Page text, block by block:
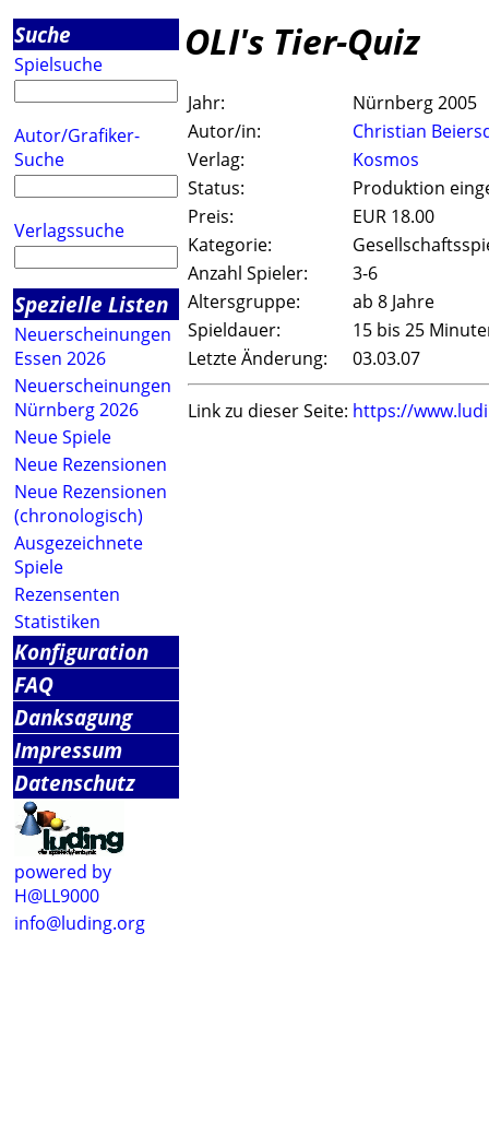
Suche
Spielsuche
Autor/Grafiker-
Suche
Verlagssuche
Spezielle Listen
Neuerscheinungen
Essen 2026
Neuerscheinungen
Nürnberg 2026
Neue Spiele
Neue Rezensionen
Neue Rezensionen
(chronologisch)
Ausgezeichnete
Spiele
Rezensenten
Statistiken
Konfiguration
FAQ
Danksagung
Impressum
Datenschutz
powered by
H@LL9000
info@luding.org
OLI's Tier-Quiz
Jahr:
Nürnberg 2005
Autor/in:
Christian
Verlag:
Kosmos
Status:
Produktion
Preis:
EUR 18.00
Kategorie:
Anzahl Spieler:
3-6
Altersgruppe:
ab 8 Jahre
Spieldauer:
15 bis 25
Letzte Änderung:
03.03.07
Link zu dieser Seite: https://